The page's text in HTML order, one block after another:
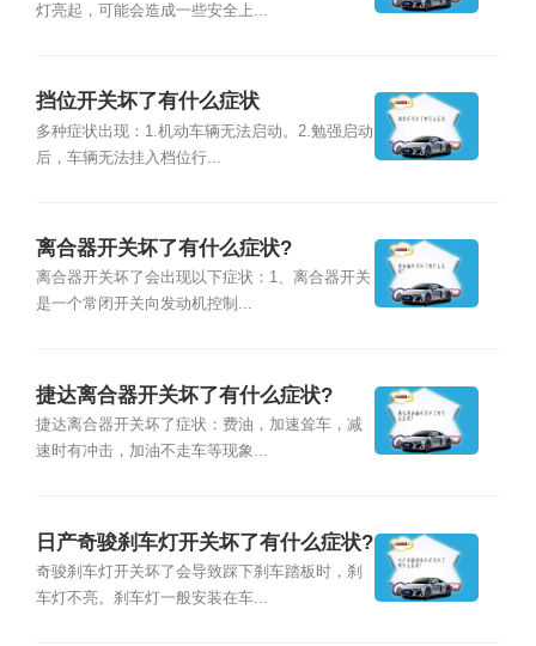
灯亮起，可能会造成一些安全上...
挡位开关坏了有什么症状
多种症状出现：1.机动车辆无法启动。2.勉强启动
后，车辆无法挂入档位行...
离合器开关坏了有什么症状?
离合器开关坏了会出现以下症状：1、离合器开关
是一个常闭开关向发动机控制...
捷达离合器开关坏了有什么症状?
捷达离合器开关坏了症状：费油，加速耸车，减
速时有冲击，加油不走车等现象...
日产奇骏刹车灯开关坏了有什么症状?
奇骏刹车灯开关坏了会导致踩下刹车踏板时，刹
车灯不亮。刹车灯一般安装在车...